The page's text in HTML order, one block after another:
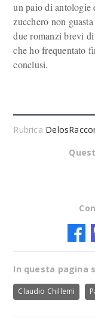
un paio di antologie
zucchero non
due romanzi brevi
che ho frequentato
conclusi.
Rubrica
In questa pagina
Claudio Chillemi